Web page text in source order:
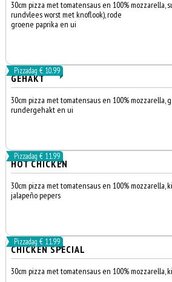
30cm pizza met tomatensaus en 100% mozzarella,
rundvlees worst met knoflook), rode
groene paprika en ui
Pizzadag € 10.99
GEHAKT
30cm pizza met tomatensaus en 100% mozzarella,
rundergehakt en ui
Pizzadag € 11.99
HOT CHICKEN
30cm pizza met tomatensaus en 100% mozzarella,
jalapeño pepers
Pizzadag € 11.99
CHICKEN SPECIAL
30cm pizza met tomatensaus en 100% mozzarella,